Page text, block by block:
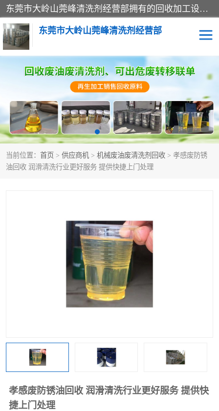
东莞市大岭山莞峰清洗剂经营部拥有的回收加工设备，大量废油回收、废清洗剂回收、废溶剂油回收、机械废油废清洗剂回收、废碳氢回收、碳氢液压油回收、碳氢二氯回收等废清洗剂处理；我们只是提供废旧化工原料的循环使用存放点，执行正规的存放，有正规的回收资质处理。同时我们公司批发零售回收级清洗剂，脱模油再生基础油，质量保证。
东莞市大岭山莞峰清洗剂经营部
当前位置： 首页 > 供应商机 > 机械废油废清洗剂回收 > 孝感废防锈
油回收 润滑清洗行业更好服务 提供快捷上门处理
孝感废防锈油回收 润滑清洗行业更好服务 提供快
捷上门处理
废清洗剂回收
废溶剂油回收 机械废油废清洗剂回收
废碳氢回收 碳氢液压油回收
碳氢二氯回收 回收废三四氯乙烯
上门回收废清洗剂